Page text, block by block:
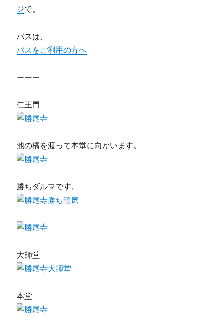
ジで。
バスは、
バスをご利用の方へ
ーーー
仁王門
池の橋を渡って本堂に向かいます。
勝ちダルマです。
大師堂
本堂